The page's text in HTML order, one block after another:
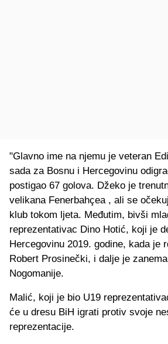
"Glavno ime na njemu je veteran
sada za Bosnu i Hercegovinu
postigao 67 golova. Džeko je
velikana Fenerbahçea , ali se
klub tokom ljeta. Međutim, bivši
reprezentativac Dino Hotić, koji je
Hercegovinu 2019. godine, kada je
Robert Prosinečki, i dalje je
Nogomanije.
Malić, koji je bio U19
će u dresu BiH igrati protiv svoje
reprezentacije.